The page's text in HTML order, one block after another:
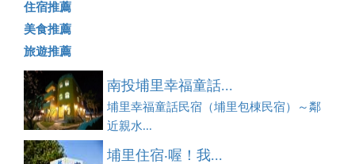
住宿推薦
美食推薦
旅遊推薦
南投埔里幸福童話...
埔里幸福童話民宿（埔里包棟民宿）～鄰
近親水...
埔里住宿‧喔！我...